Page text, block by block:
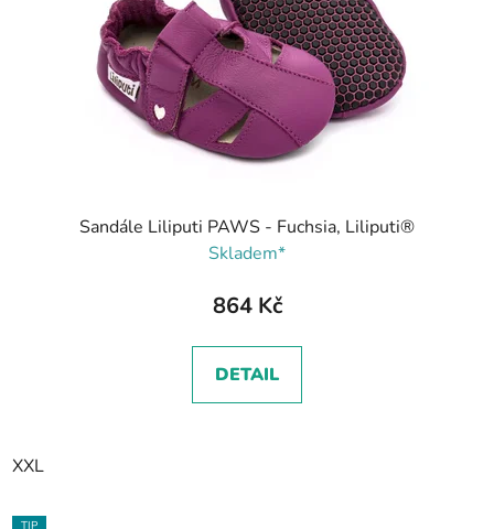
Sandále Liliputi PAWS - Fuchsia, Liliputi®
Skladem*
864 Kč
DETAIL
XXL